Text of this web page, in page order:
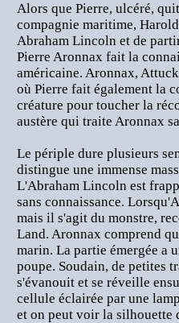
Alors que Pierre, ulcéré,
compagnie maritime,
Abraham Lincoln et de
Pierre Aronnax fait la
américaine. Aronnax,
où Pierre fait également la
créature pour toucher la
austère qui traite Aronnax
Le périple dure plusieurs
distingue une immense
L'Abraham Lincoln est
sans connaissance.
mais il s'agit du monstre,
Land. Aronnax comprend
marin. La partie émergée a
poupe. Soudain, de petites
s'évanouit et se réveille
cellule éclairée par une
et on peut voir la silhouette